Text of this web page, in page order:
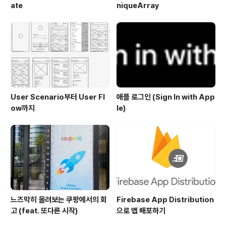
ate
niqueArray
User Scenario부터 User Fl
ow까지
애플 로그인 (Sign In with App
le)
느즈막히 올려보는 쿠팡에서의 회
고 (feat. 또다른 시작)
Firebase App Distribution
으로 앱 배포하기